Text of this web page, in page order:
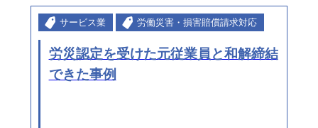
サービス業 労働災害・損害賠償請求対応
労災認定を受けた元従業員と和解締結
できた事例